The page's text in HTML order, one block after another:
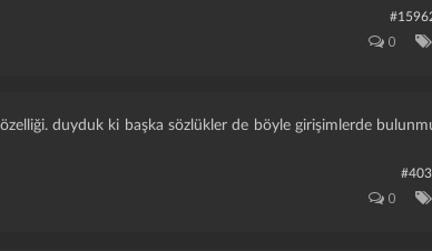
0
duyduk ki başka sözlükler de böyle girişimlerde
0